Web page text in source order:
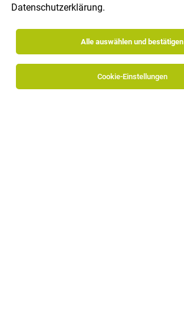
Datenschutzerklärung.
Alle auswählen und bestätigen
Cookie-Einstellungen